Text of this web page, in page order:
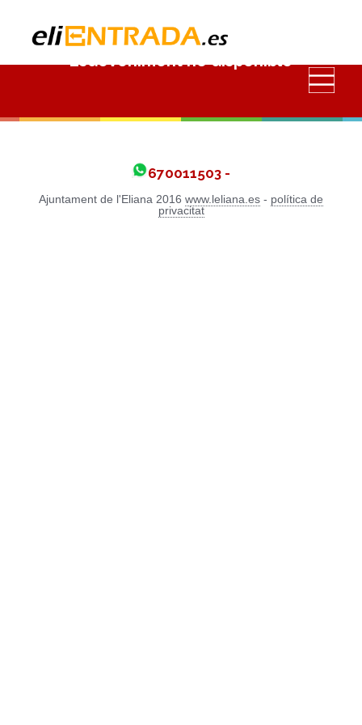
Esdeveniment no disponible
670011503 -
Ajuntament de l'Eliana 2016 www.leliana.es - política de
privacitat